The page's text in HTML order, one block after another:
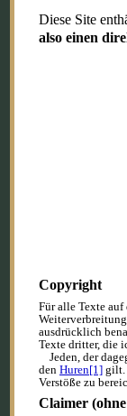
Diese Site
also einen
Copyright
Für alle Texte auf
ausdrücklich
Texte dritter, die
Jeden, der
den Huren[1] gilt.
Verstöße zu
Claimer